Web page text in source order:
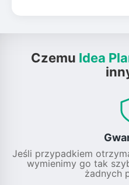
Czemu Idea
Jeśli przypadkiem
wymienimy go tak
żadnych